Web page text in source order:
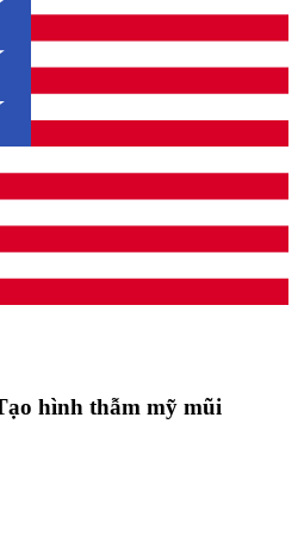
hình thẫm mỹ mũi